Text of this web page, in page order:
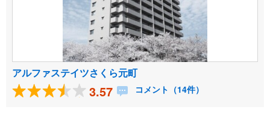
アルファステイツさくら元町
3.57 コメント（14件）